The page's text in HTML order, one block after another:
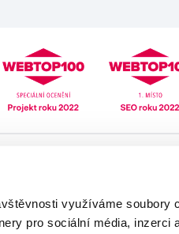
využíváme soubory
pro sociální média, inzerci
online
Mé léky